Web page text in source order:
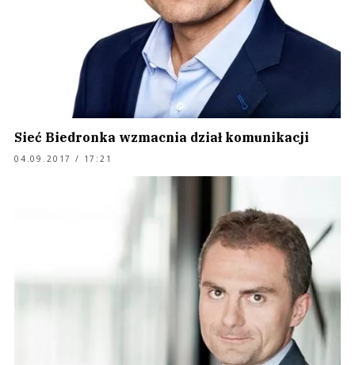
Sieć Biedronka wzmacnia dział komunikacji
04.09.2017 / 17:21